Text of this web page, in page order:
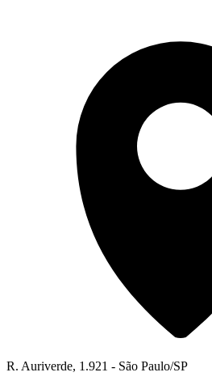
R. Auriverde, 1.921 - São Paulo/SP